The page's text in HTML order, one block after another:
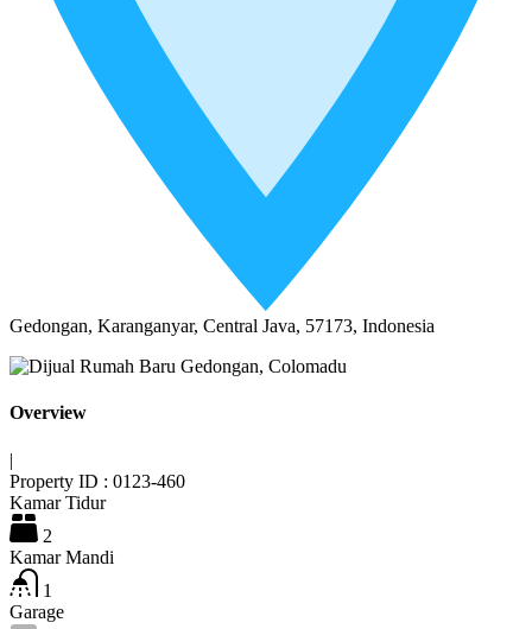
Gedongan, Karanganyar, Central Java, 57173, Indonesia
Overview
|
Property ID : 0123-460
Kamar Tidur
2
Kamar Mandi
1
Garage